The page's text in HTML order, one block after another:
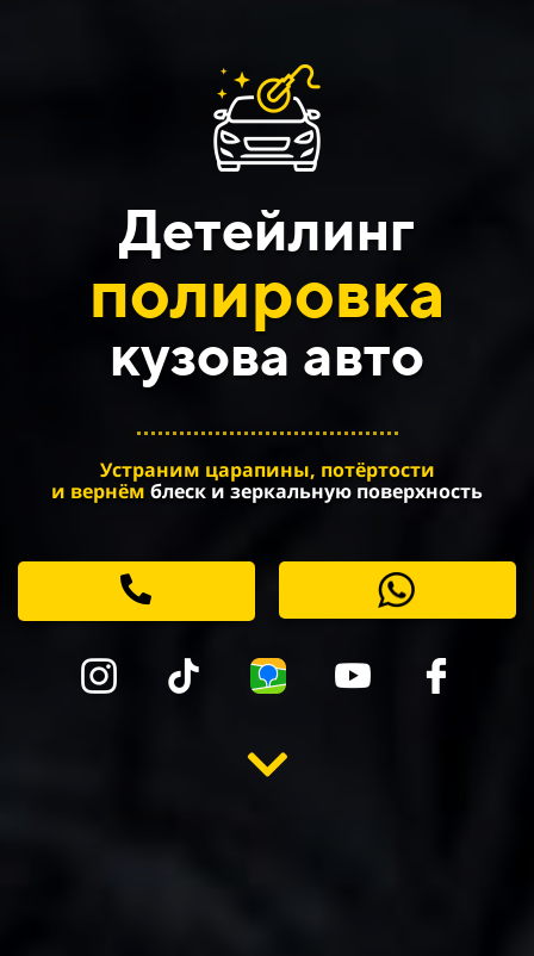
Детейлинг
полировка
кузова авто
Устраним царапины, потёртости
и вернём блеск и зеркальную поверхность